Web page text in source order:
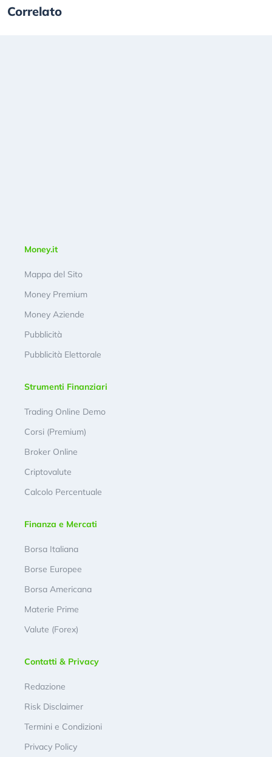
Correlato
Money.it
Mappa del Sito
Money Premium
Money Aziende
Pubblicità
Pubblicità Elettorale
Strumenti Finanziari
Trading Online Demo
Corsi (Premium)
Broker Online
Criptovalute
Calcolo Percentuale
Finanza e Mercati
Borsa Italiana
Borse Europee
Borsa Americana
Materie Prime
Valute (Forex)
Contatti & Privacy
Redazione
Risk Disclaimer
Termini e Condizioni
Privacy Policy